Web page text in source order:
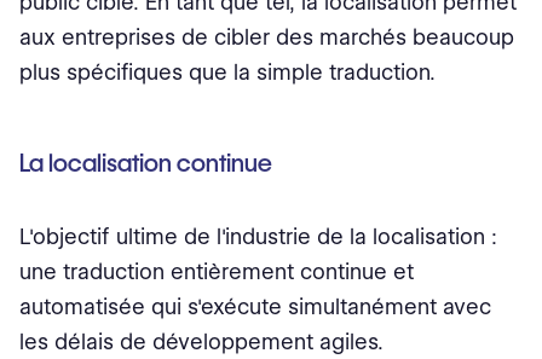
aux entreprises de cibler des marchés beaucoup
plus spécifiques que la simple traduction.
La localisation continue
L'objectif ultime de l'industrie de la localisation :
une traduction entièrement continue et
automatisée qui s'exécute simultanément avec
les délais de développement agiles.